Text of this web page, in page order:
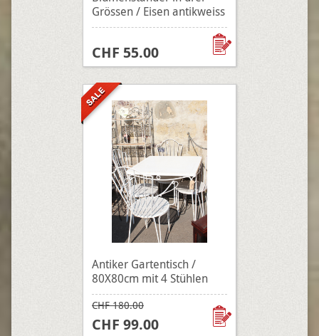
Grössen / Eisen antikweiss
CHF 55.00
Antiker Gartentisch /
80X80cm mit 4 Stühlen
CHF 180.00
CHF 99.00